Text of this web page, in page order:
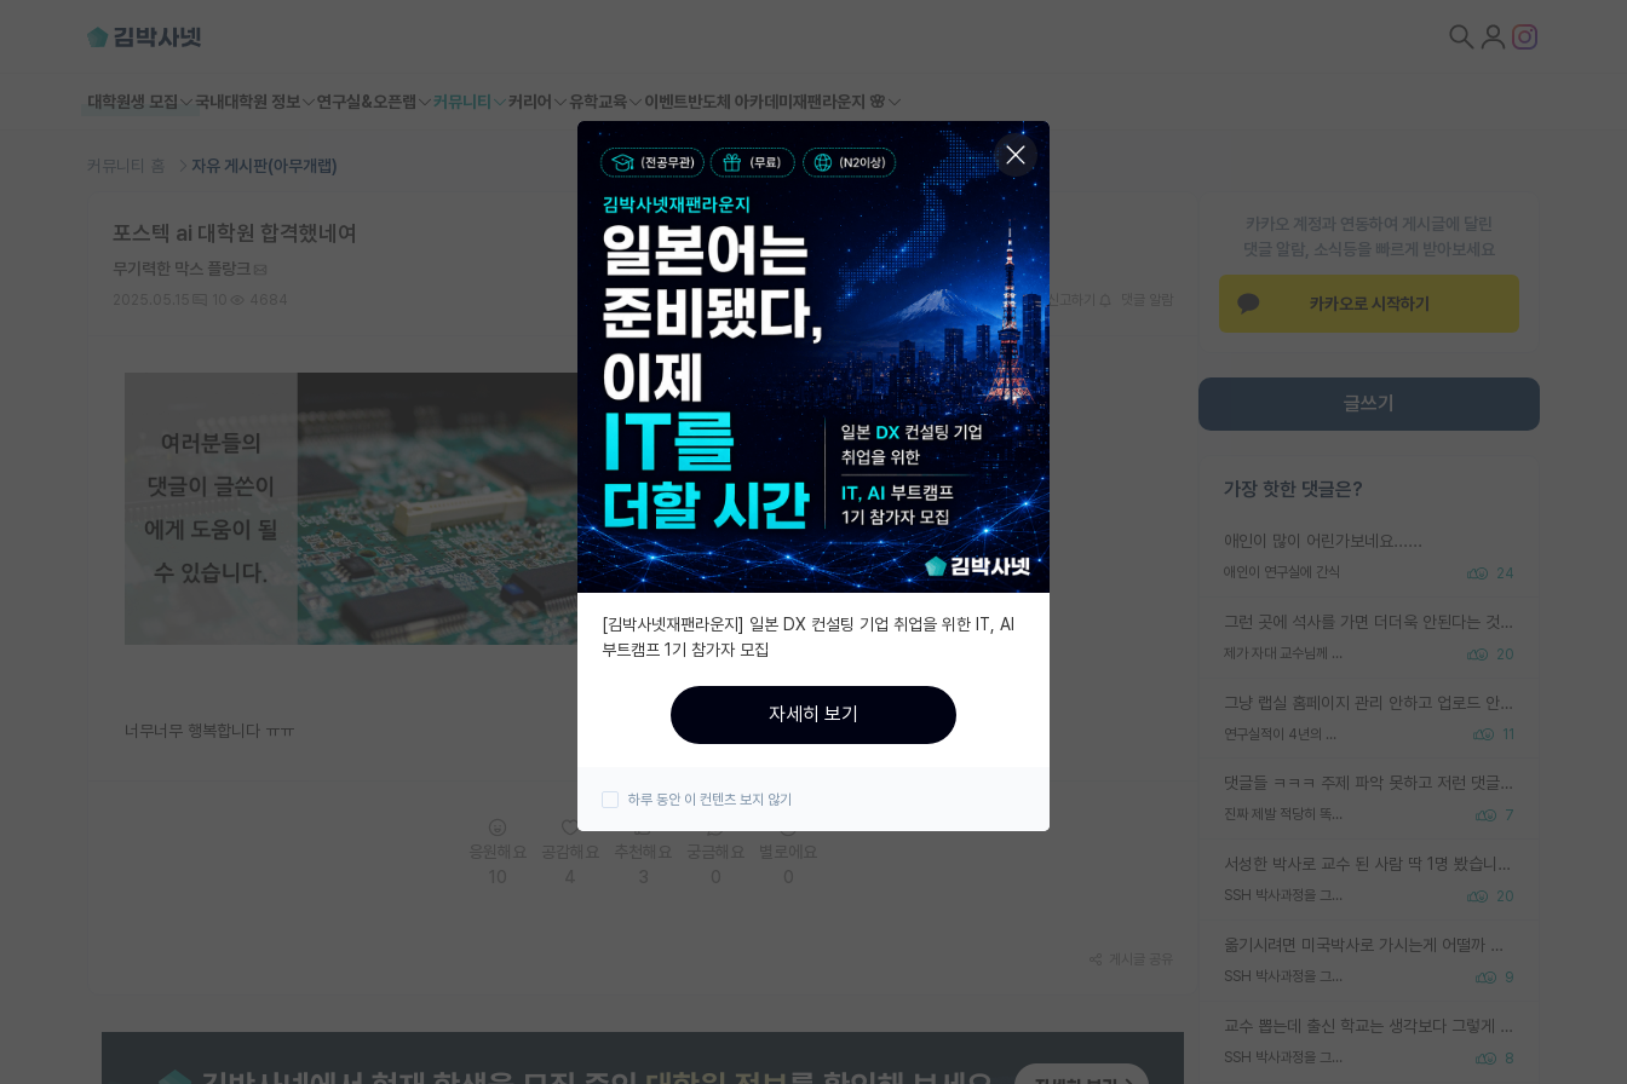
대학원생 모집 국내대학원 정보 연구실&오픈랩 커뮤니티 커리어 유학교육 이벤트반도체 아카데미 재팬라운지 🌸
커뮤니티 홈 자유 게시판(아무개랩)
카카오 계정과 연동하여 게시글에 달린
댓글 알람, 소식등을 빠르게 받아보세요
카카오로 시작하기
글쓰기
가장 핫한 댓글은?
애인이 많이 어린가보네요......
애인이 연구실에 간식 24
그런 곳에 석사를 가면 더더욱 안된다는 것을 깨달으시면 된겁니다!
제가 자대 교수님께 무례하게 행동한 걸까요? 20
그냥 랩실 홈페이지 관리 안하고 업로드 안한거 아님?
연구실적이 4년의 공백이 있는거 어떻게 생각하냐 11
댓글들 ㅋㅋㅋ 주제 파악 못하고 저런 댓글들을 쓰네. 조직에 인간이 얼마나 중요한데 걱정될 수도 있지 ㅋㅋ 본인들은 퍽이나 잘하나봐 ? 현실은 남들한테 욕 안 먹는 1인분만 하는 것도 힘들텐데 ?
진짜 제발 적당히 똑똑한 박사과정이라도 위에 있었으면.. 7
서성한 박사로 교수 된 사람 딱 1명 봤습니다. 근데 지방대 박사로 교수된 거는 기적이 일어나야되요. 서성한 학부부터여도 빡센게 교수임용일텐데 지방대박사로 무슨 교수가 되나요...... 중소기업/중견기업 팀장급/연구소장급이나 될거 같네요.
SSH 박사과정을 그만두고 지방대 박사로 옮기면 교수의 꿈은 끝일까요? 20
옮기시려면 미국박사로 가시는게 어떨까 싶네요. 교수가 꿈이면 미국박사 하고 미국교수 까지 같이 노리시는게 기회가 많지 않을까요?
SSH 박사과정을 그만두고 지방대 박사로 옮기면 교수의 꿈은 끝일까요? 9
교수 뽑는데 출신 학교는 생각보다 그렇게 안 봄. 앞으로는 더 안 보게 될거임. 박사는 어디서 진행해도 됨. 단, 제대로 쌓고 좋은 실적 만들 수 있다면. 그런데 지방대는 그럴 가능성이 지극히 낮음. 나만 열심히 잘 하면 된다? 인간은 주변 환경에 지배되는 나약한 존재임. 주변의 지방대 대학원생과 섞이고 지방 특유의 여유로움 또는 나쁘게 얘기해서 나태함에 젖어 살다보면 교수의 꿈 자체를 잊어버리게 될 가능성도 있음. 주변 환경이 70~80%임.
SSH 박사과정을 그만두고 지방대 박사로 옮기면 교수의 꿈은 끝일까요? 8
포스텍 ai 대학원 합격했네여
무기력한 막스 플랑크
스크랩 신고하기
너무너무 행복합니다 ㅠㅠ
[김박사넷재팬라운지] 일본 DX 컨설팅 기업 취업을 위한 IT, AI
부트캠프 1기 참가자 모집
자세히 보기
하루 동안 이 컨텐츠 보지 않기